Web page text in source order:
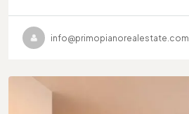
info@primopianorealestate.com